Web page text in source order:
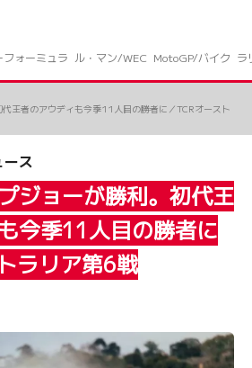
フォーミュラ ル・マン/WEC MotoGP/バイク ラ
王者のアウディも今季11人目の勝者に／TCRオースト
ス
ジョーが勝利。初代王
今季11人目の勝者に
ラリア第6戦